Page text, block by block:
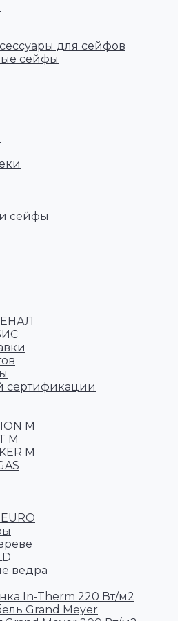
для сейфов
сейфы
сейфы
сертификации
M
M
M
ведра
In-Therm 220 Вт/м2
Grand Meyer